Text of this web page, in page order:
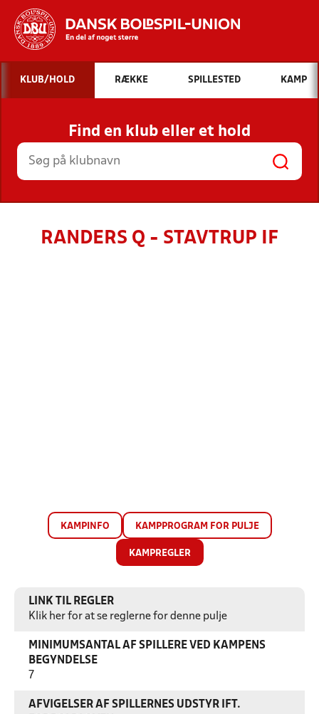
Hvad vil du søge efter?
INDHOLD OG NYHEDER
STILLINGER, RESULTATER, KLUBBER OG
HOLD
KLUB/HOLD RÆKKE SPILLESTED KAMP
Find en klub eller et hold
RANDERS Q - STAVTRUP IF
KAMPINFO KAMPPROGRAM FOR PULJE
KAMPREGLER
LINK TIL REGLER
Klik her for at se reglerne for denne pulje
MINIMUMSANTAL AF SPILLERE VED KAMPENS
BEGYNDELSE
7
AFVIGELSER AF SPILLERNES UDSTYR IFT.